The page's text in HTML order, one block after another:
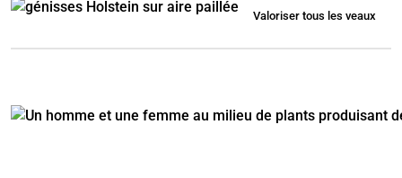
Valoriser tous les veaux